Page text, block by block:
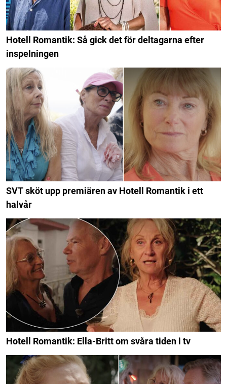
Hotell Romantik: Så gick det för deltagarna efter
inspelningen
SVT sköt upp premiären av Hotell Romantik i ett
halvår
Hotell Romantik: Ella-Britt om svåra tiden i tv